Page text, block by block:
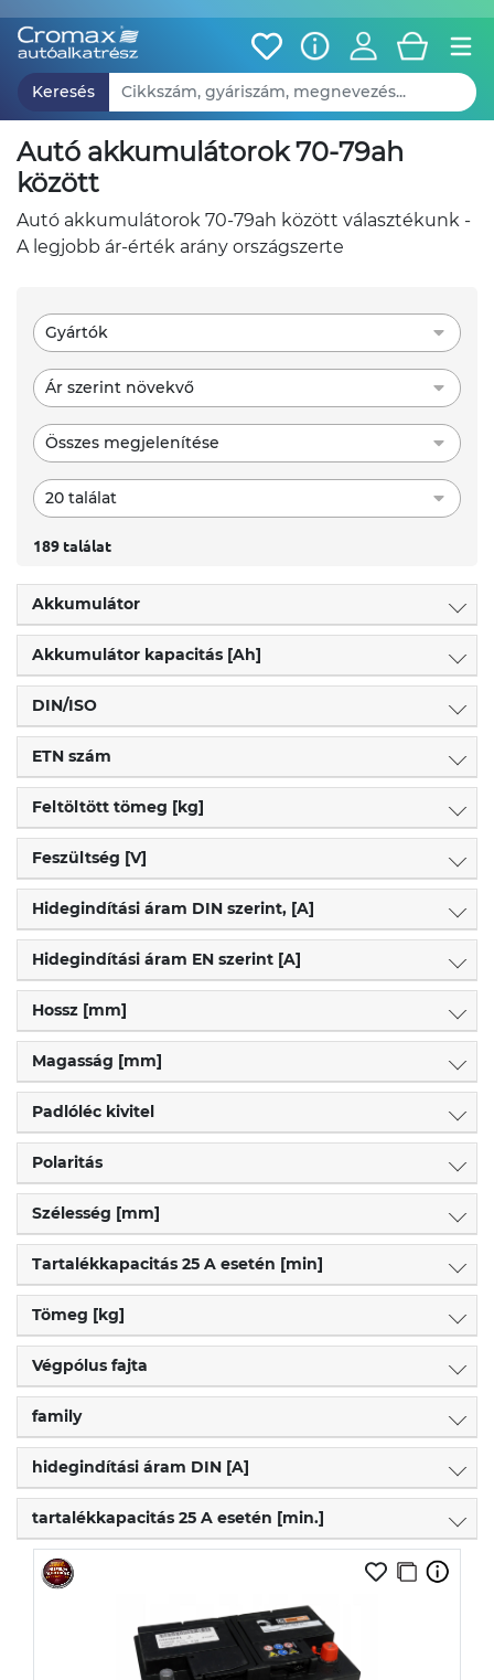
Keresés
autó akkumulátorok 70-79ah
között
autó akkumulátorok 70-79ah között választékunk -
A legjobb ár-érték arány országszerte
Gyártók
Ár szerint növekvő
Összes megjelenítése
20 találat
189 találat
Akkumulátor
Akkumulátor kapacitás [Ah]
DIN/ISO
ETN szám
Feltöltött tömeg [kg]
Feszültség [V]
Hidegindítási áram DIN szerint, [A]
Hidegindítási áram EN szerint [A]
Hossz [mm]
Magasság [mm]
Padlóléc kivitel
Polaritás
Szélesség [mm]
Tartalékkapacitás 25 A esetén [min]
Tömeg [kg]
Végpólus fajta
family
hidegindítási áram DIN [A]
tartalékkapacitás 25 A esetén [min.]